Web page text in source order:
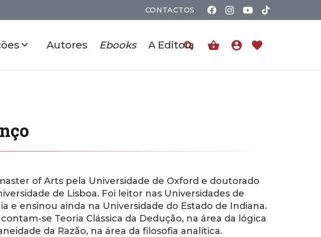
CONTACTOS
Autores Ebooks A Editora shopping_basket account_circle favorite
master of Arts pela Universidade de Oxford e doutorado
de Lisboa. Foi leitor nas Universidades de
e ensinou ainda na Universidade do Estado de Indiana.
se Teoria Clássica da Dedução, na área da lógica
da Razão, na área da filosofia analítica.